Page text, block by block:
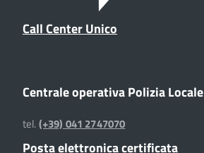
Call Center Unico
Centrale operativa Polizia Locale
tel.(+39) 041 2747070
Posta elettronica certificata